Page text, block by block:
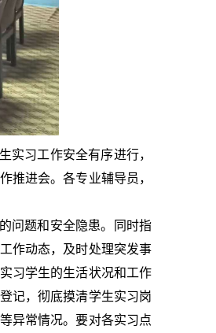
实习工作安全有序进行，
推进会。各专业辅导员，
问题和安全隐患。同时指
作动态，及时处理突发事
习学生的生活状况和工作
记，彻底摸清学生实习岗
异常情况。要对各实习点